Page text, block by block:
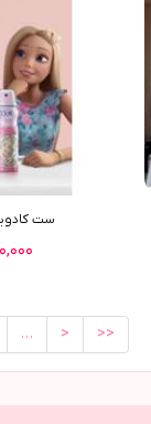
ست
… > >>